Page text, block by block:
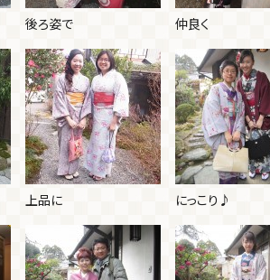
後ろ姿で 仲良く
上品に にっこり♪